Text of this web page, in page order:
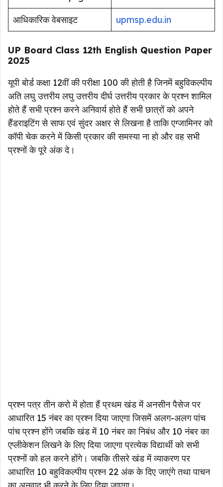
आधिकारिक वेबसाइट
upmsp.edu.in
UP Board Class 12th English Question Paper
2025
यूपी बोर्ड कक्षा 12वीं की परीक्षा 100 की होती है जिनमें बहुविकल्पीय
अति लघु उत्तरीय लघु उत्तरीय दीर्घ उत्तरीय प्रकार के प्रश्न शामिल
होते हैं सभी प्रश्न करने अनिवार्य होते हैं सभी छात्रों को अपने
हैंडराइटिंग से साफ एवं सुंदर अक्षर से लिखना है ताकि एग्जामिनर को
कॉपी चेक करने में किसी प्रकार की समस्या ना हो और वह सभी
प्रश्नों के पूरे अंक दे।
प्रश्न पत्र तीन करो में होता हैं प्रथम खंड में अनसीन पैसेज पर
आधारित 15 नंबर का प्रश्न दिया जाएगा जिसमें अलग-अलग पांच
पांच प्रश्न होंगे जबकि खंड में 10 नंबर का निबंध और 10 नंबर का
एप्लीकेशन लिखने के लिए दिया जाएगा प्रत्येक विद्यार्थी को सभी
प्रश्नों को हल करने होंगे। जबकि तीसरे खंड में व्याकरण पर
आधारित 10 बहुविकल्पीय प्रश्न 22 अंक के दिए जाएंगे तथा पाचन